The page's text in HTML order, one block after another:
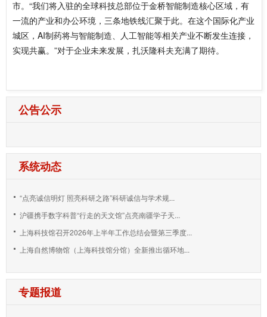
市。“我们将入驻的全球科技总部位于金桥智能制造核心区域，有
一流的产业和办公环境，三条地铁线汇聚于此。在这个国际化产业
城区，AI制药将与智能制造、人工智能等相关产业不断发生连接，
实现共赢。”对于企业未来发展，扎沃隆科夫充满了期待。
公告公示
系统动态
“点亮诚信明灯 照亮科研之路”科研诚信与学术规...
沪疆携手数字科普“行走的天文馆”点亮南疆学子天...
上海科技馆召开2026年上半年工作总结会暨第三季度...
上海自然博物馆（上海科技馆分馆）全新推出循环地...
专题报道